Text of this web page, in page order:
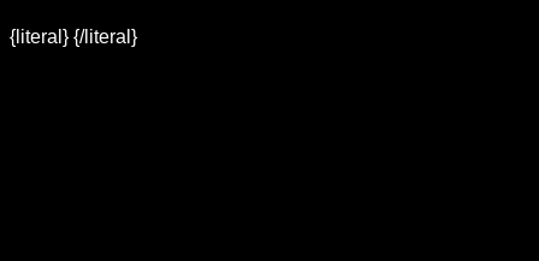
{literal} {/literal}